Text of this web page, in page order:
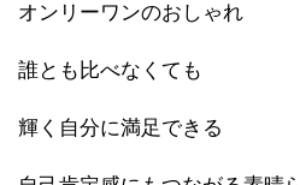
オンリーワンのおしゃれ
誰とも比べなくても
輝く自分に満足できる